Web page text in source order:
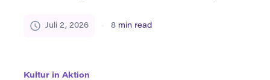
wird es für die Menschen eine Möglichkeit,
Juli 2, 2026 8 min read
Kultur in Aktion